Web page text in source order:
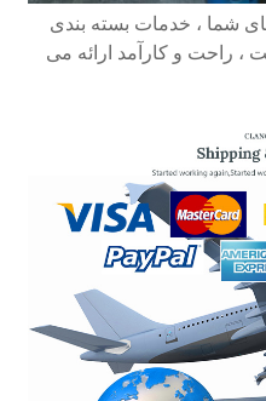
شما ، خدمات بسته بندی
، راحت و کارآمد ارائه می